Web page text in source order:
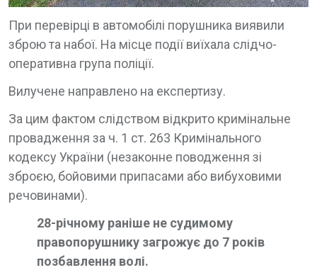
При перевірці в автомобілі порушника виявили
зброю та набої. На місце події виїхала слідчо-
оперативна група поліції.
Вилучене направлено на експертизу.
За цим фактом слідством відкрито кримінальне
провадження за ч. 1 ст. 263 Кримінального
кодексу України (незаконне поводження зі
зброєю, бойовими припасами або вибуховими
речовинами).
28-річному раніше не судимому
правопорушнику загрожує до 7 років
позбавлення волі.